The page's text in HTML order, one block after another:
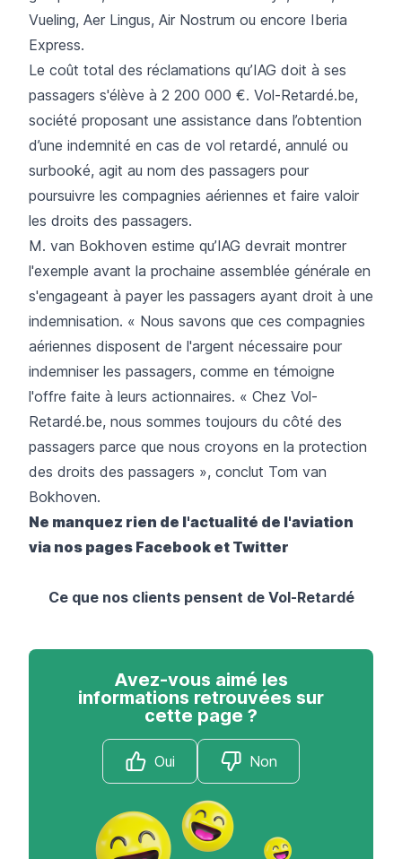
Vueling, Aer Lingus, Air Nostrum ou encore Iberia
Express.
Le coût total des réclamations qu’IAG doit à ses
passagers s'élève à 2 200 000 €. Vol-Retardé.be,
société proposant une assistance dans l’obtention
d’une indemnité en cas de vol retardé, annulé ou
surbooké, agit au nom des passagers pour
poursuivre les compagnies aériennes et faire valoir
les droits des passagers.
M. van Bokhoven estime qu’IAG devrait montrer
l'exemple avant la prochaine assemblée générale en
s'engageant à payer les passagers ayant droit à une
indemnisation. « Nous savons que ces compagnies
aériennes disposent de l'argent nécessaire pour
indemniser les passagers, comme en témoigne
l'offre faite à leurs actionnaires. « Chez Vol-
Retardé.be, nous sommes toujours du côté des
passagers parce que nous croyons en la protection
des droits des passagers », conclut Tom van
Bokhoven.
Ne manquez rien de l'actualité de l'aviation
via nos pages Facebook et Twitter
Ce que nos clients pensent de Vol-Retardé
Avez-vous aimé les
informations retrouvées sur
cette page ?
Oui Non